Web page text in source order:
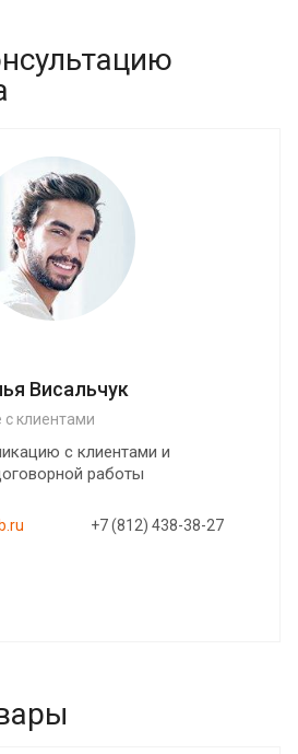
Висальчук
клиентами
с клиентами и
работы
+7 (812) 438-38-27